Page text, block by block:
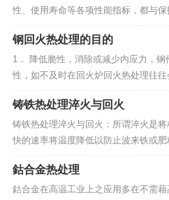
性、使用寿命等各项性能指标，都与
高低直接取决于保护管材料的性能。
度的测量涉及到国民经济的各个领域，
疗、卫生、环保、气象以及宇航...
钢回火热处理的目的
1． 降低脆性，消除或减少内应力，
性，如不及时在回火炉回火热处理往
裂。 2． 获得工件所要求的机械性能
为了满足各种工件的不同性能的要求，
硬度，减小脆性，得到所需要的韧性
铸铁热处理淬火与回火
铸铁热处理淬火与回火：所谓淬火是
快的速率将温度降低以防止波来铁或
到Ms温度由於时间太短碳元素不会发
铁，此组织非常坚硬但也相当脆，可以
性，因此经过不同温度回后，可以获
鈷合金热处理
鈷合金在高温工业上之应用多在不需